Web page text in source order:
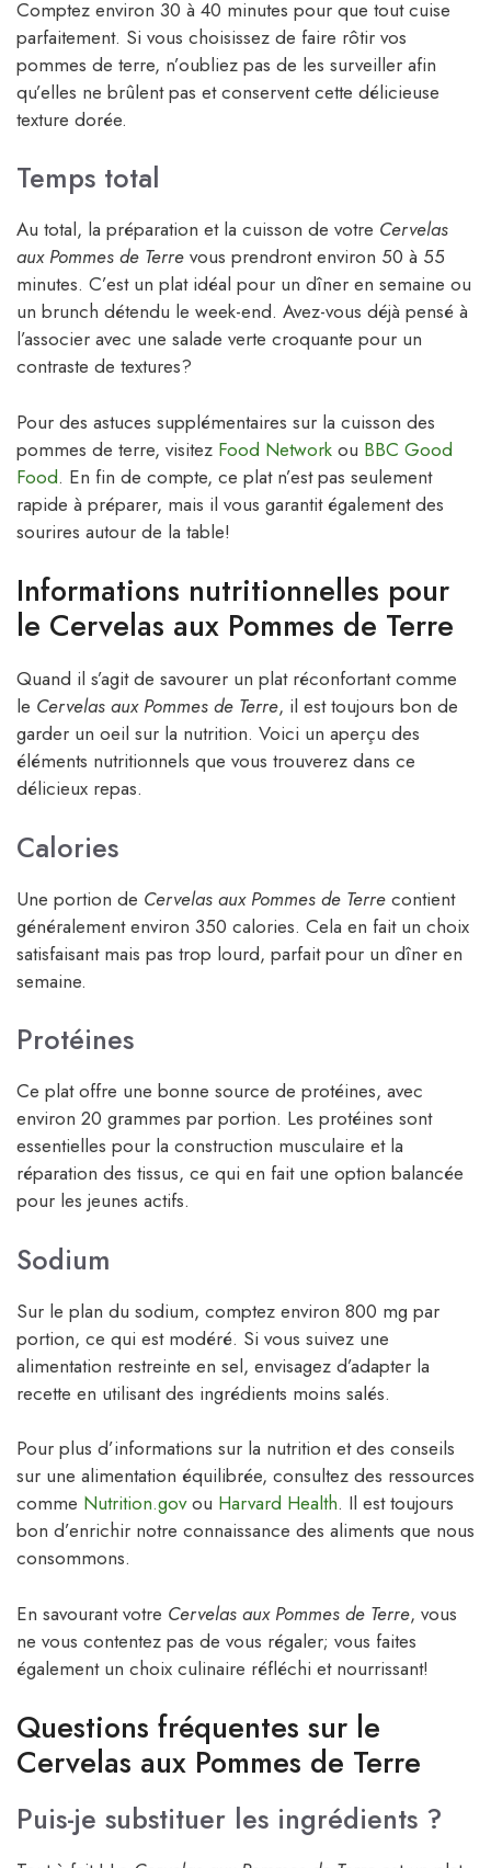
Comptez environ 30 à 40 minutes pour que tout cuise
parfaitement. Si vous choisissez de faire rôtir vos
pommes de terre, n’oubliez pas de les surveiller afin
qu’elles ne brûlent pas et conservent cette délicieuse
texture dorée.
Temps total
Au total, la préparation et la cuisson de votre Cervelas
aux Pommes de Terre vous prendront environ 50 à 55
minutes. C’est un plat idéal pour un dîner en semaine ou
un brunch détendu le week-end. Avez-vous déjà pensé à
l’associer avec une salade verte croquante pour un
contraste de textures?
Pour des astuces supplémentaires sur la cuisson des
pommes de terre, visitez Food Network ou BBC Good
Food. En fin de compte, ce plat n’est pas seulement
rapide à préparer, mais il vous garantit également des
sourires autour de la table!
Informations nutritionnelles pour
le Cervelas aux Pommes de Terre
Quand il s’agit de savourer un plat réconfortant comme
le Cervelas aux Pommes de Terre, il est toujours bon de
garder un oeil sur la nutrition. Voici un aperçu des
éléments nutritionnels que vous trouverez dans ce
délicieux repas.
Calories
Une portion de Cervelas aux Pommes de Terre contient
généralement environ 350 calories. Cela en fait un choix
satisfaisant mais pas trop lourd, parfait pour un dîner en
semaine.
Protéines
Ce plat offre une bonne source de protéines, avec
environ 20 grammes par portion. Les protéines sont
essentielles pour la construction musculaire et la
réparation des tissus, ce qui en fait une option balancée
pour les jeunes actifs.
Sodium
Sur le plan du sodium, comptez environ 800 mg par
portion, ce qui est modéré. Si vous suivez une
alimentation restreinte en sel, envisagez d’adapter la
recette en utilisant des ingrédients moins salés.
Pour plus d’informations sur la nutrition et des conseils
sur une alimentation équilibrée, consultez des ressources
comme Nutrition.govou Harvard Health. Il est toujours
bon d’enrichir notre connaissance des aliments que nous
consommons.
En savourant votre Cervelas aux Pommes de Terre, vous
ne vous contentez pas de vous régaler; vous faites
également un choix culinaire réfléchi et nourrissant!
Questions fréquentes sur le
Cervelas aux Pommes de Terre
Puis-je substituer les ingrédients ?